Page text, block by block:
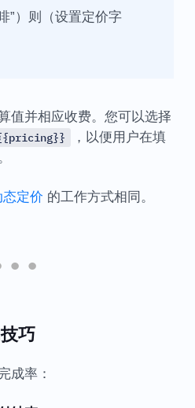
”）则（设置定价字
值并相应收费。您可以选择
，以便用户在填
定价 的工作方式相同。
巧
成率：